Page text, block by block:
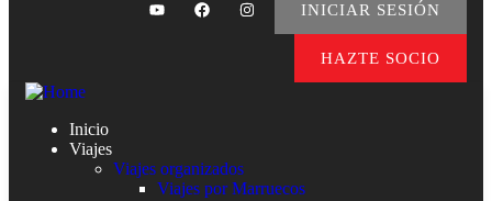
INICIAR SESIÓN
HAZTE SOCIO
Inicio
Viajes
Viajes organizados
Viajes por Marruecos